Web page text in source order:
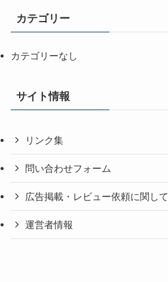
カテゴリー
カテゴリーなし
サイト情報
リンク集
問い合わせフォーム
広告掲載・レビュー依頼に関して
運営者情報